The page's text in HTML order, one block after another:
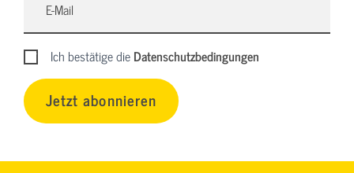
Ich bestätige dieDatenschutzbedingungen
Jetzt abonnieren